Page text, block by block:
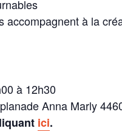
accompagnent à la
à 12h30
Anna Marly
ici.